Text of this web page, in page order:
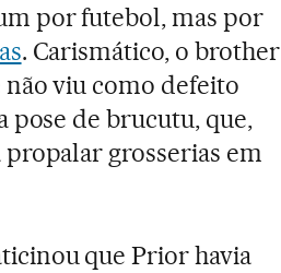
por futebol, mas por
. Carismático, o brother
viu como defeito
pose de brucutu, que,
grosserias em
que Prior havia